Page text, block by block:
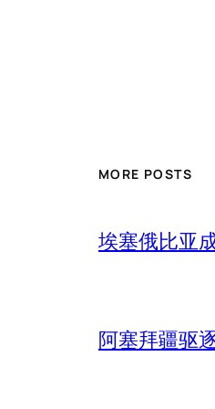
MORE POSTS
埃塞俄比亚
阿塞拜疆驱